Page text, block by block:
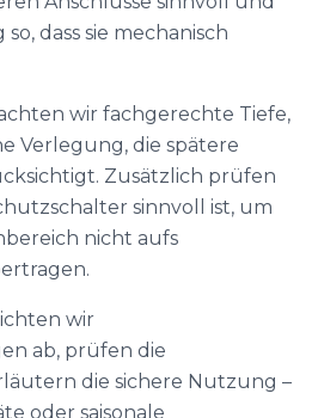
dass sie mechanisch
wir fachgerechte Tiefe,
Verlegung, die spätere
Zusätzlich prüfen
sinnvoll ist, um
nicht aufs
wir
ab, prüfen die
die sichere Nutzung –
oder saisonale